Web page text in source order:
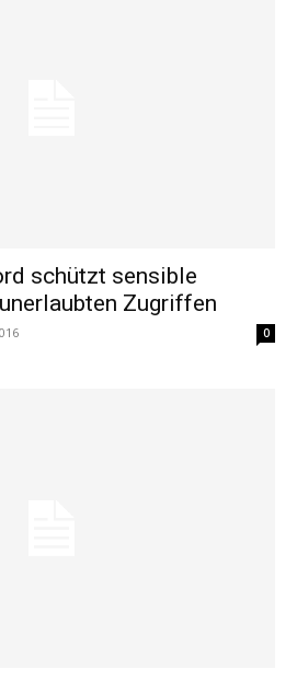
schützt sensible
Zugriffen
0